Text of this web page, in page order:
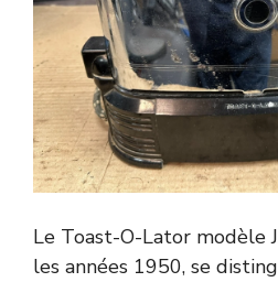
Le Toast-O-Lator modèle
les années 1950, se